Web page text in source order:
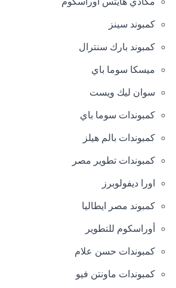
كمبوند سينز
كمبوند بارك سنترال
ميسكا سوما باي
سوان ليك ويست
كمبوندات سوما باي
كمبوندات بالم هيلز
كمبوندات تطوير مصر
اورا ديفولوبرز
كمبوند مصر ايطاليا
أوراسكوم للتطوير
كمبوندات حسن علام
كمبوندات ماونتن فيو